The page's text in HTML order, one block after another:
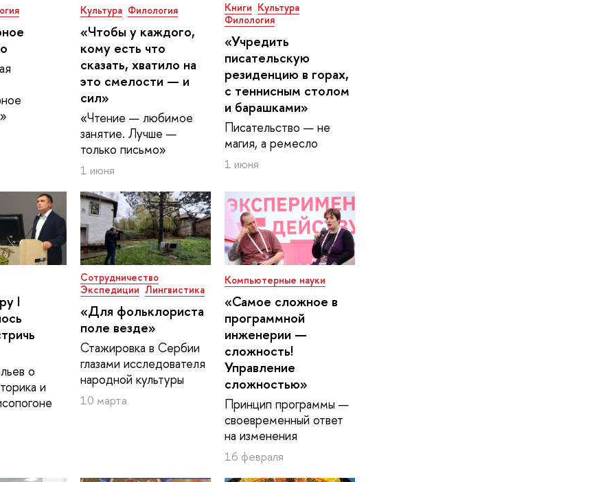
Культура Филология
«Чтобы у каждого,
кому есть что
сказать, хватило на
это смелости — и
сил»
«Чтение — любимое
занятие. Лучше —
только письмо»
1 июня
Книги Культура
Филология
«Учредить
писательскую
резиденцию в горах,
с теннисным столом
и барашками»
Писательство — не
магия, а ремесло
1 июня
I
о
и
Сотрудничество
Экспедиции Лингвистика
«Для фольклориста
поле везде»
Стажировка в Сербии
глазами исследователя
народной культуры
10 марта
Компьютерные науки
«Самое сложное в
программной
инженерии —
сложность!
Управление
сложностью»
Принцип программы —
своевременный ответ
на изменения
16 февраля